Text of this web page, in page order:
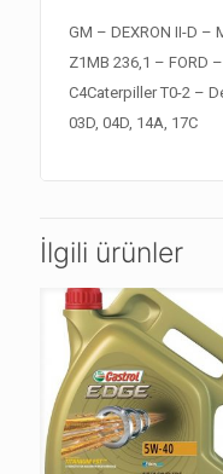
GM – DEXRON II-D –
Z1MB 236,1 – FORD
C4Caterpiller T0-2 –
03D, 04D, 14A, 17C
İlgili ürünler